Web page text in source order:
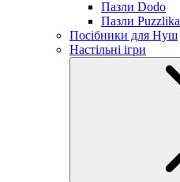
Пазли Dodo
Пазли Puzzlika
Посібники для Нуш
Настільні ігри